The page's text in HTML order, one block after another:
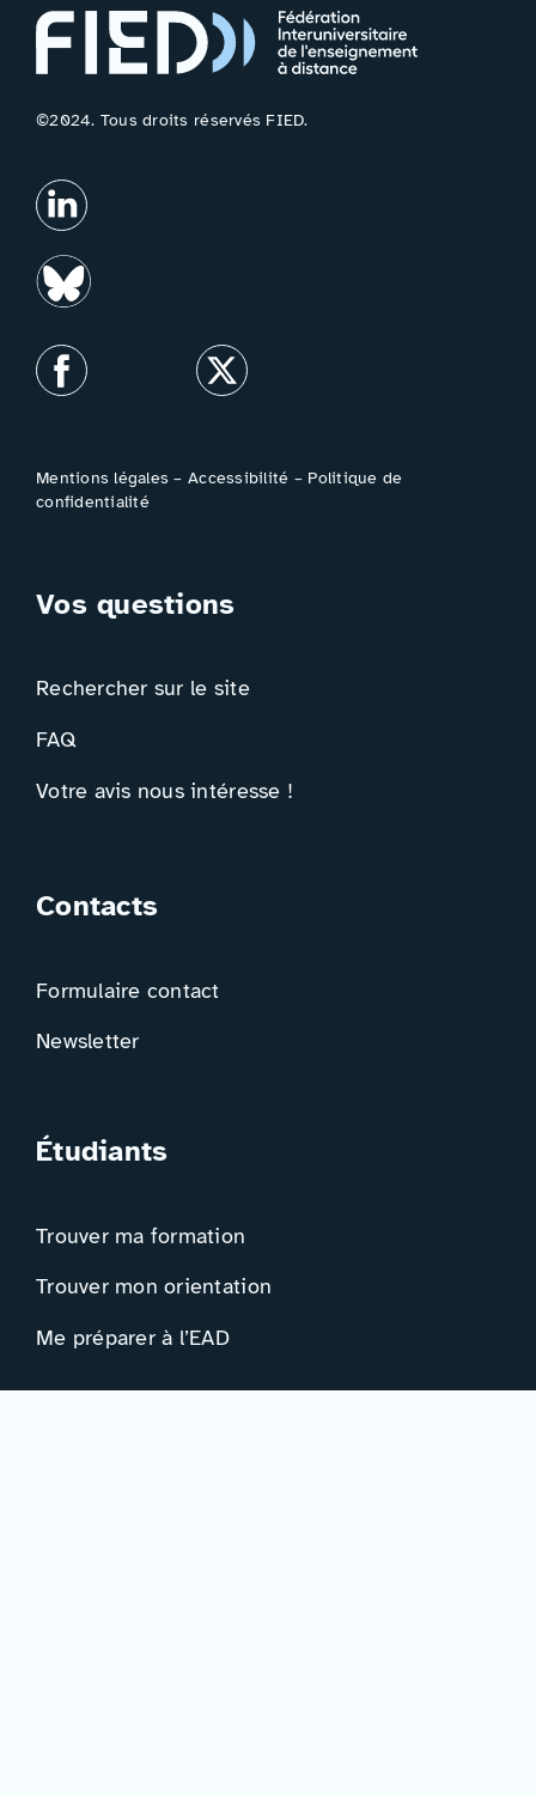
©2024. Tous droits réservés FIED.
Mentions légales –Accessibilité – Politique de
confidentialité
Vos questions
Rechercher sur le site
FAQ
Votre avis nous intéresse !
Contacts
Formulaire contact
Newsletter
Étudiants
Trouver ma formation
Trouver mon orientation
Me préparer à l’EAD